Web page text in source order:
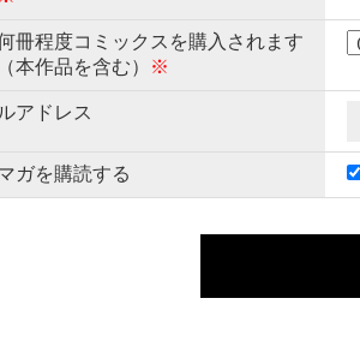
冊程度コミックスを購入されます
本作品を含む）
※
アドレス
ガを購読する